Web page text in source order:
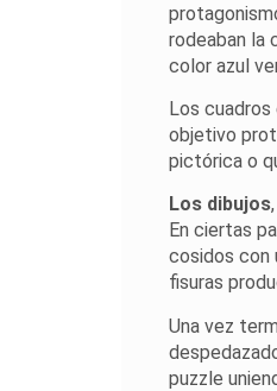
rodeaban la
color azul
Los cuadros
objetivo
pictórica o
Los dibujos
En ciertas
cosidos con
fisuras
Una vez
puzzle